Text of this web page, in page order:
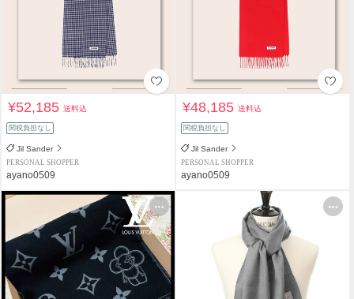
¥52,185送料込
関税負担なし
Jil Sander
PERSONAL SHOPPER
ayano0509
¥48,185送料込
関税負担なし
Jil Sander
PERSONAL SHOPPER
ayano0509